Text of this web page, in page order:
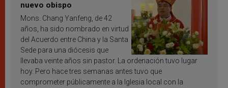
nuevo obispo
Mons. Chang Yanfeng, de 42
años, ha sido nombrado en virtud
del Acuerdo entre China y la Santa
Sede para una diócesis que
llevaba veinte años sin pastor. La ordenación tuvo lugar
hoy. Pero hace tres semanas antes tuvo que
comprometer públicamente a la Iglesia local con la